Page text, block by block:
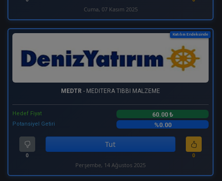
Cuma, 07 Kasım 2025
Katılım Endeksinde
MEDTR - MEDITERA TIBBI MALZEME
Hedef Fiyat 60.00 ₺
Potansiyel Getiri %0.00
0
Tut
0
Perşembe, 14 Ağustos 2025